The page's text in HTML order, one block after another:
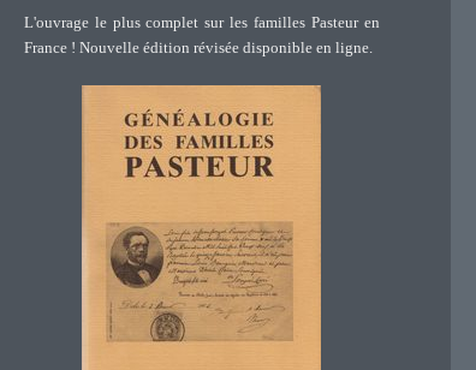
L'ouvrage le plus complet sur les familles Pasteur en
France ! Nouvelle édition révisée disponible en ligne.